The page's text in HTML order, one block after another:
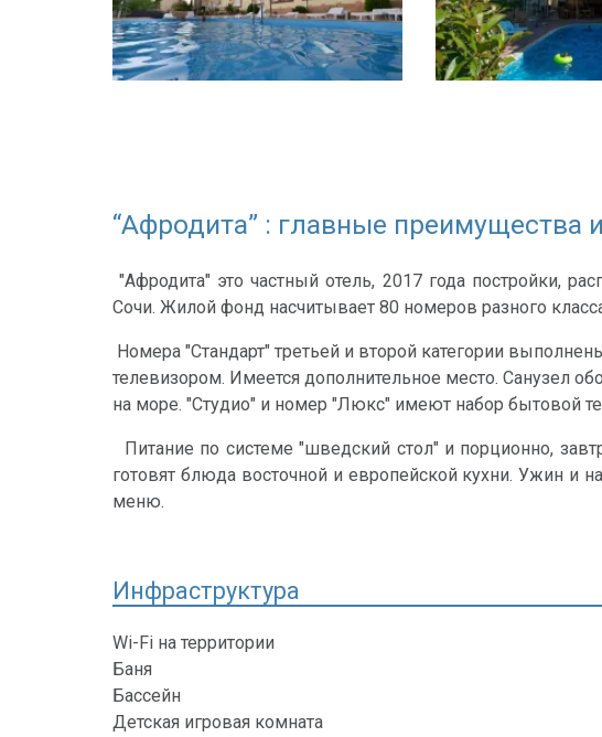
“Афродита” : главные преимущества
"Афродита" это частный отель, 2017 года постройки,
Сочи. Жилой фонд насчитывает 80 номеров разного
Номера "Стандарт" третьей и второй категории
телевизором. Имеется дополнительное место. Санузел
на море. "Студио" и номер "Люкс" имеют набор бытовой
Питание по системе "шведский стол" и порционно,
готовят блюда восточной и европейской кухни. Ужин и
меню.
Инфраструктура
Wi-Fi на территории
Баня
Бассейн
Детская игровая комната